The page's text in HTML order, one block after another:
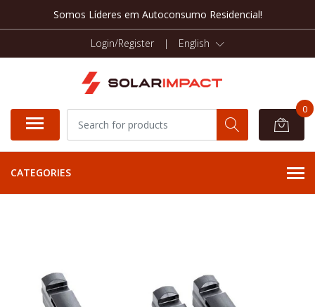
Somos Líderes em Autoconsumo Residencial!
Login/Register | English
0
CATEGORIES